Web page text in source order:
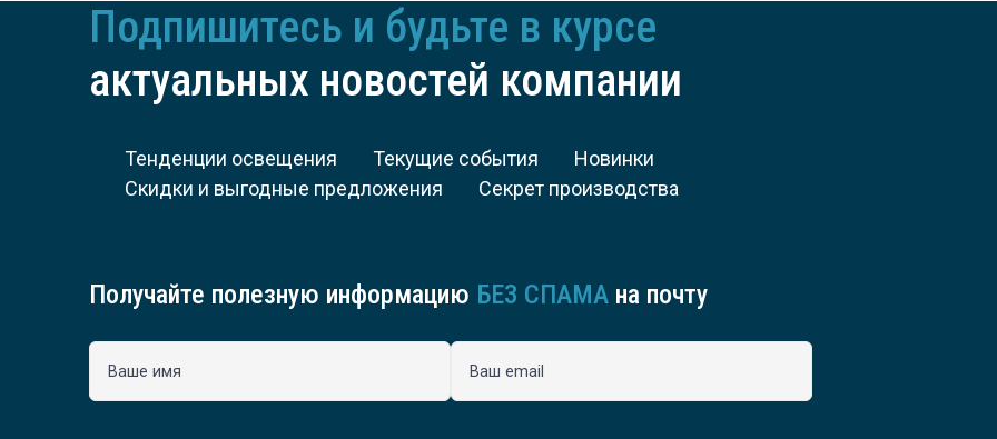
Освещение информационных и классных досок
Подпишитесь и будьте в курсе
актуальных новостей компании
Тенденции освещения Текущие события
Новинки
Скидки и выгодные предложения
Секрет производства
Получайте полезную информацию БЕЗ СПАМА на почту
Ваше имя Ваш email